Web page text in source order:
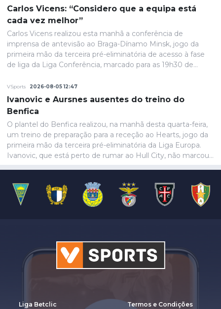
Carlos Vicens: “Considero que a equipa está
cada vez melhor”
Carlos Vicens realizou esta manhã a conferência de
imprensa de antevisão ao Braga-Dínamo Minsk, jogo da
primeira mão da terceira pré-eliminatória de acesso à fase
de liga da Liga Conferência, marcado para as 19h30 de
VSports 2026-08-05 12:47
Ivanovic e Aursnes ausentes do treino do
Benfica
O plantel do Benfica realizou, na manhã desta quarta-feira,
um treino de preparação para a receção ao Hearts, jogo da
primeira mão da terceira pré-eliminatória da Liga Europa.
Ivanovic, que está perto de rumar ao Hull City, não marcou
gastroenterite, também foi baixa, juntando-se a Wynder e
Umeh.
Liga Betclic Termos e Condições